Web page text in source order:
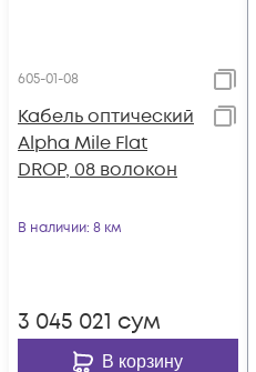
605-01-08
Кабель оптический
Alpha Mile Flat
DROP, 08 волокон
В наличии: 8 км
3 045 021 сум
В корзину